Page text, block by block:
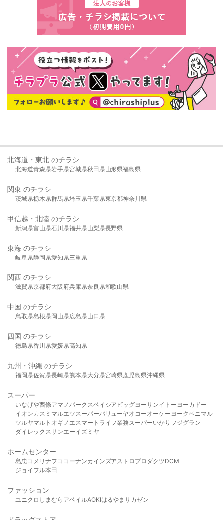
北海道・東北 のチラシ
北海道青森県岩手県宮城県秋田県山形県福島県
関東 のチラシ
茨城県栃木県群馬県埼玉県千葉県東京都神奈川県
甲信越・北陸 のチラシ
新潟県富山県石川県福井県山梨県長野県
東海 のチラシ
岐阜県静岡県愛知県三重県
関西 のチラシ
滋賀県京都府大阪府兵庫県奈良県和歌山県
中国 のチラシ
鳥取県島根県岡山県広島県山口県
四国 のチラシ
徳島県香川県愛媛県高知県
九州・沖縄 のチラシ
福岡県佐賀県長崎県熊本県大分県宮崎県鹿児島県沖縄県
スーパー
いなげや西條アマノパークスベイシア ビッグヨーサンイトーヨーカドー
イオンカスミ マルエツスーパーバリューヤオコーオーケー ヨークベニマル
ツルヤマルト オギノ エスマート ライフ業務スーパーいかり フジグラン
ダイレックスサンエーイズミヤ
ホームセンター
島忠 コメリ ナフコ コーナンカインズアストロプロダクツDCM
ジョイフル本田
ファッション
ユニクロ しまむら アベイルAOKIはるやま サカゼン